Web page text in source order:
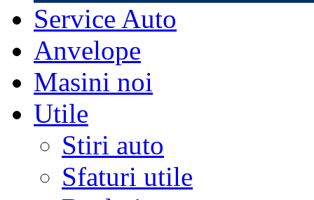
Service Auto
Anvelope
Masini noi
Utile
Stiri auto
Sfaturi utile